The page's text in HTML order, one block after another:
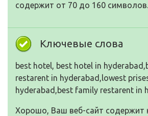
содержит от 70 до 160 символов.
Ключевые слова
best hotel, best hotel in
restarent in hyderabad,lowest
hyderabad,best family restarent in
Хорошо, Ваш веб-сайт содержит